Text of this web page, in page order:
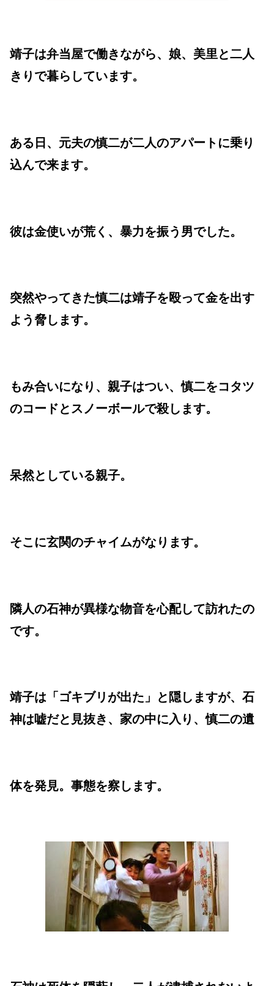
靖子は弁当屋で働きながら、娘、美里と二人
きりで暮らしています。
ある日、元夫の慎二が二人のアパートに乗り
込んで来ます。
彼は金使いが荒く、暴力を振う男でした。
突然やってきた慎二は靖子を殴って金を出す
よう脅します。
もみ合いになり、親子はつい、慎二をコタツ
のコードとスノーボールで殺します。
呆然としている親子。
そこに玄関のチャイムがなります。
隣人の石神が異様な物音を心配して訪れたの
です。
靖子は「ゴキブリが出た」と隠しますが、石
神は嘘だと見抜き、家の中に入り、慎二の遺
体を発見。事態を察します。